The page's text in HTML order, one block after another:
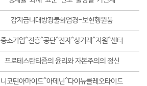
감지금니대방광불화엄경-보현행원품
중소기업^진흥^공단^전자^상거래^지원^센터
프로테스탄티즘의 윤리와 자본주의의 정신
니코틴아마이드^아데닌^다이뉴클레오타이드